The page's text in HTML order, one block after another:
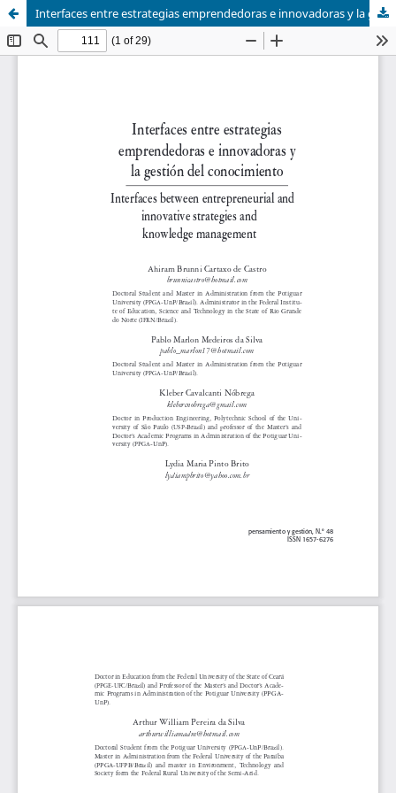
Interfaces entre estrategias emprendedoras e innovadoras y la gestión del conocimiento